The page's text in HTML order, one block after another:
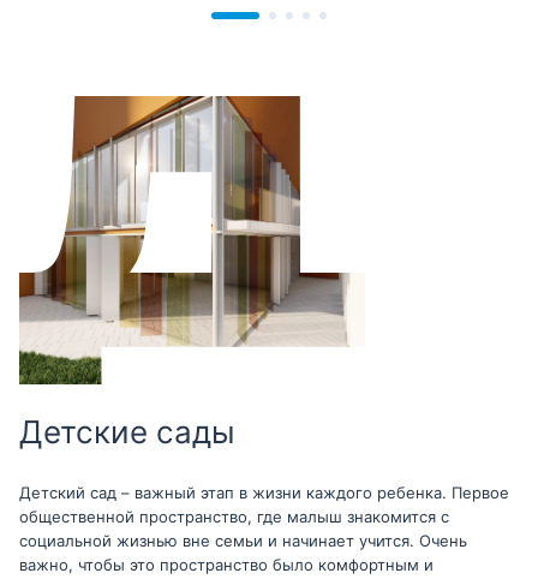
Детские сады
Детский сад – важный этап в жизни каждого ребенка. Первое
общественной пространство, где малыш знакомится с
социальной жизнью вне семьи и начинает учится. Очень
важно, чтобы это пространство было комфортным и